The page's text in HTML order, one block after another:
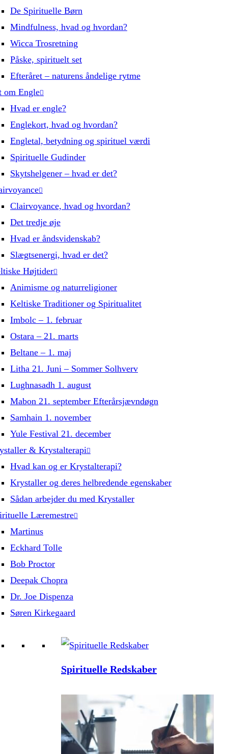
De Spirituelle Børn
Mindfulness, hvad og hvordan?
Wicca Trosretning
Påske, spirituelt set
Efteråret – naturens åndelige rytme
om Engle
Hvad er engle?
Englekort, hvad og hvordan?
Engletal, betydning og spirituel værdi
Spirituelle Gudinder
Skytshelgener – hvad er det?
Clairvoyance, hvad og hvordan?
Det tredje øje
Hvad er åndsvidenskab?
Slægtsenergi, hvad er det?
Højtider
Animisme og naturreligioner
Keltiske Traditioner og Spiritualitet
Imbolc – 1. februar
Ostara – 21. marts
Beltane – 1. maj
Litha 21. Juni – Sommer Solhverv
Lughnasadh 1. august
Mabon 21. september Efterårsjævndøgn
Samhain 1. november
Yule Festival 21. december
& Krystalterapi
Hvad kan og er Krystalterapi?
Krystaller og deres helbredende egenskaber
Sådan arbejder du med Krystaller
Læremestre
Martinus
Eckhard Tolle
Bob Proctor
Deepak Chopra
Dr. Joe Dispenza
Søren Kirkegaard
Spirituelle Redskaber